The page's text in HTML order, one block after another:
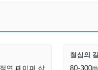
연 페이퍼 삽
철심의
80-